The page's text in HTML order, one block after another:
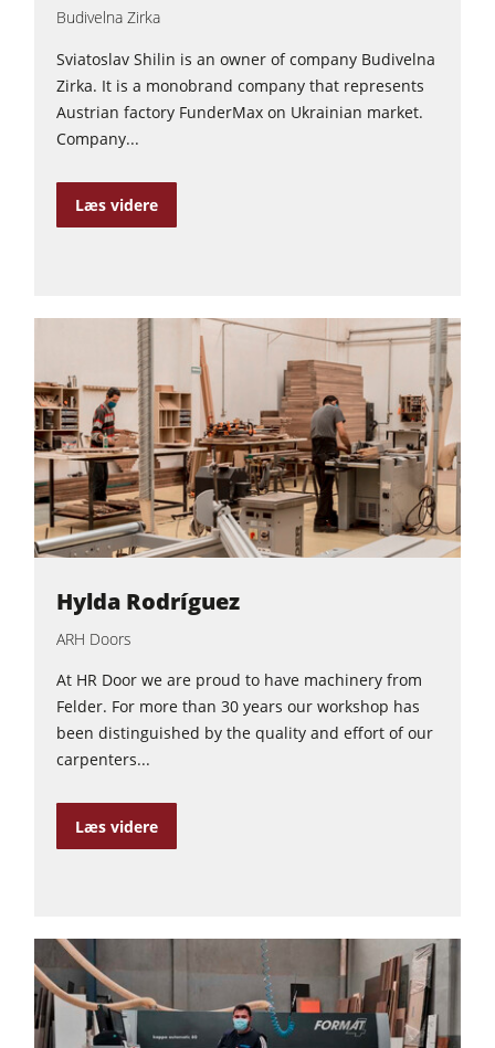
Budivelna Zirka
Sviatoslav Shilin is an owner of company Budivelna
Zirka. It is a monobrand company that represents
Austrian factory FunderMax on Ukrainian market.
Company...
Læs videre
Hylda Rodríguez
ARH Doors
At HR Door we are proud to have machinery from
Felder. For more than 30 years our workshop has
been distinguished by the quality and effort of our
carpenters...
Læs videre